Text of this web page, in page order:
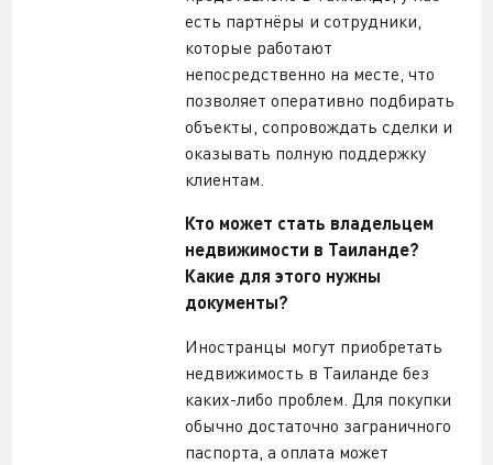
есть партнёры и сотрудники,
которые работают
непосредственно на месте, что
позволяет оперативно подбирать
объекты, сопровождать сделки и
оказывать полную поддержку
клиентам.
Кто может стать владельцем
недвижимости в Таиланде?
Какие для этого нужны
документы?
Иностранцы могут приобретать
недвижимость в Таиланде без
каких-либо проблем. Для покупки
обычно достаточно заграничного
паспорта, а оплата может